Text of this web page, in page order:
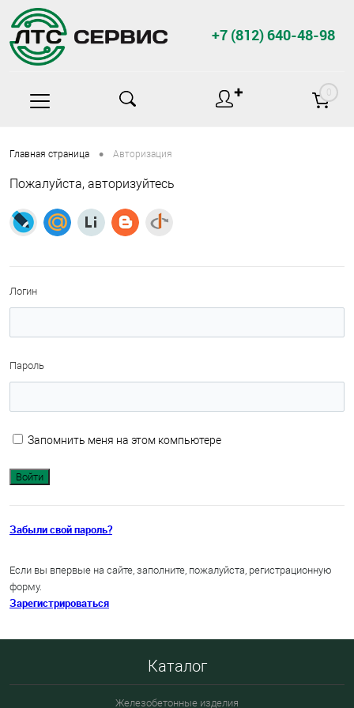
+7 (812) 640-48-98
✚ 0
Главная страница • Авторизация
Пожалуйста, авторизуйтесь
Логин
Пароль
Запомнить меня на этом компьютере
Забыли свой пароль?
Если вы впервые на сайте, заполните, пожалуйста, регистрационную
форму.
Зарегистрироваться
Каталог
Железобетонные изделия